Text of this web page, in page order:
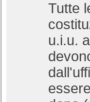
Tutte
u.i.u.